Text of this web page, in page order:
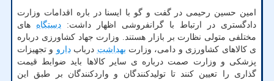
امین حسین رحیمی در گفت و گو با ایسنا در باره اقدامات وزارت
دادگستری در ارتباط با گرانفروشی اظهار داشت: دستگاه های
مختلفی متولی نظارت بر بازار هستند. وزارت جهاد کشاورزی درباره
ی کالاهای کشاورزی و دامی، وزارت بهداشت دربابدارو و تجهیزات
پزشکی و وزارت صمت درباره ی سایر کالاها باید ضوابط قیمت
گذاری را تعیین کنند تا تولیدکنندگان و واردکنندگان بر طبق این